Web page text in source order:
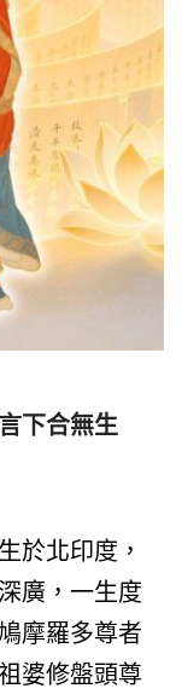
下合無生
於北印度，
廣，一生度
摩羅多尊者
婆修盤頭尊